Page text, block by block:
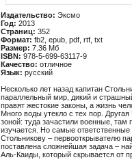
Издательство: Эксмо
Год: 2013
Страниц: 352
Формат: fb2, epub, pdf, rtf, txt
Размер: 7.36 Мб
ISBN: 978-5-699-63117-9
Качество: отличное
Язык: русский
Несколько лет назад капитан
параллельный мир, дикий и
правят жестокие законы, а жизнь
Много воды утекло с тех пор.
зоной: туда зачастили военные, там
изучается. Но самые ответственные
Стольникову – первооткрывателю
поставлена сложнейшая задача –
Аль-Каиды, который скрывается от